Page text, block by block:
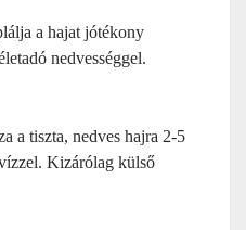
a hajat jótékony
nedvességgel.
a tiszta, nedves hajra 2-5
Kizárólag külső